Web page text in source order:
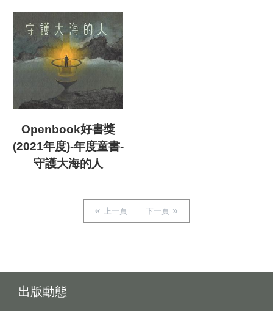
Openbook好書獎
(2021年度)-年度童書-
守護大海的人
上一頁 下一頁
出版動態